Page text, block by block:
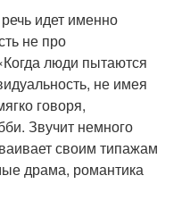
идет именно
не про
люди пытаются
не имея
говоря,
Звучит немного
своим типажам
драма, романтика